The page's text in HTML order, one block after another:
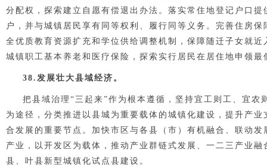
分配权，探索建立自愿有偿退出办法。落实常住地登记户口
户，并与城镇居民享有同等权利、履行同等义务。完善住房
全优质教育资源扩充和学位供给调整机制，保障随迁子女就
城镇职工基本养老和医疗保险，探索实行居民在居住地申领
38.发展壮大县域经济。
把县域治理“三起来”作为根本遵循，坚持宜工则工、宜
为途径，分类推进以县城为重要载体的城镇化建设，提升产
合发展的重要节点。加快市区与各县（市）有机融合、联动
产业，以开发区为载体，推动产业群链式发展、一二三产业
县、叶县新型城镇化试点县建设。